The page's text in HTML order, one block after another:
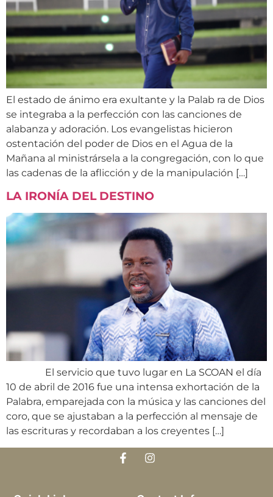
El estado de ánimo era exultante y la Palab ra de Dios
se integraba a la perfección con las canciones de
alabanza y adoración. Los evangelistas hicieron
ostentación del poder de Dios en el Agua de la
Mañana al ministrársela a la congregación, con lo que
las cadenas de la aflicción y de la manipulación […]
LA IRONÍA DEL DESTINO
El servicio que tuvo lugar en La SCOAN el día
10 de abril de 2016 fue una intensa exhortación de la
Palabra, emparejada con la música y las canciones del
coro, que se ajustaban a la perfección al mensaje de
las escrituras y recordaban a los creyentes […]